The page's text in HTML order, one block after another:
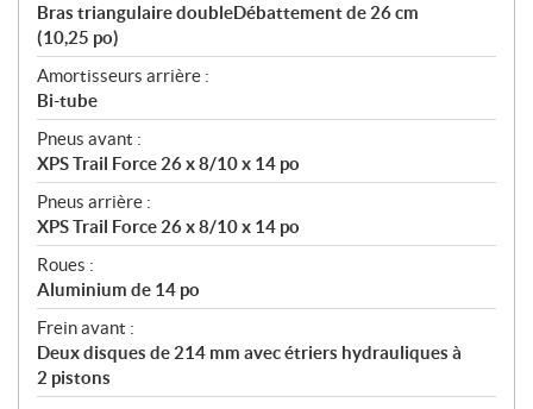
Bras triangulaire doubleDébattement de 26 cm
(10,25 po)
Amortisseurs arrière :
Bi-tube
Pneus avant :
XPS Trail Force 26 x 8/10 x 14 po
Pneus arrière :
XPS Trail Force 26 x 8/10 x 14 po
Roues :
Aluminium de 14 po
Frein avant :
Deux disques de 214 mm avec étriers hydrauliques à
2 pistons